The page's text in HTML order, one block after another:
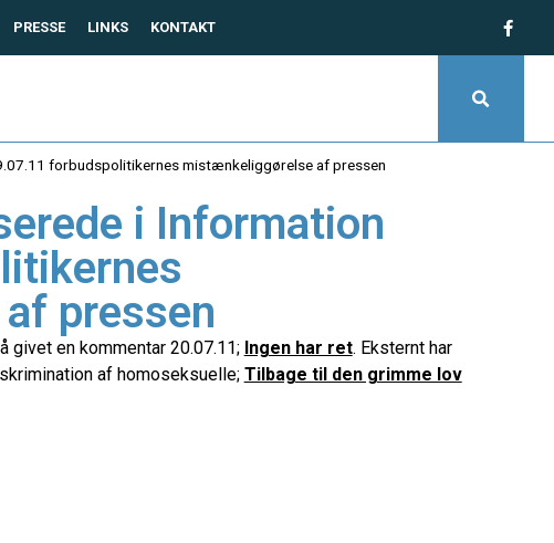
PRESSE LINKS KONTAKT
forbudspolitikernes mistænkeliggørelse af pressen
i Information
pressen
givet en kommentar 20.07.11; Ingen har ret. Eksternt har
af homoseksuelle; Tilbage til den grimme lov